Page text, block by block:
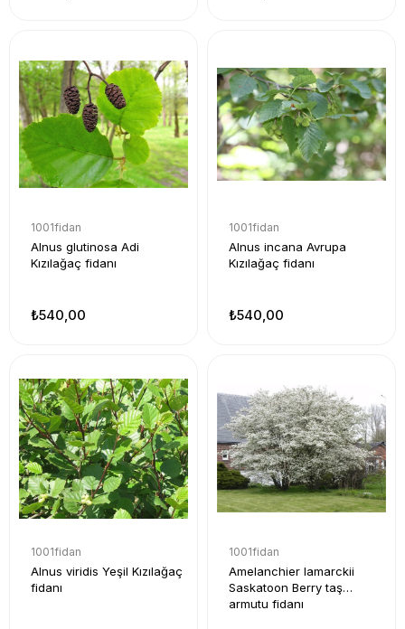
1001fidan
Alnus glutinosa Adi
Kızılağaç fidanı
₺540,00
1001fidan
Alnus incana Avrupa
Kızılağaç fidanı
₺540,00
1001fidan
Alnus viridis Yeşil Kızılağaç
fidanı
1001fidan
Amelanchier lamarckii
Saskatoon Berry taş
armutu fidanı